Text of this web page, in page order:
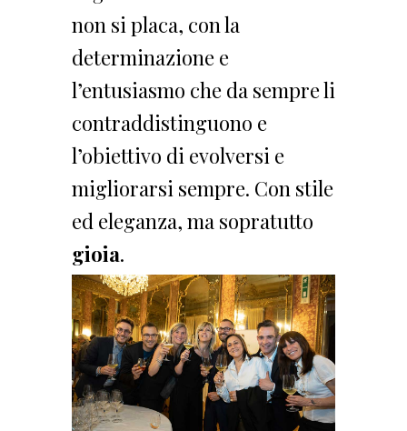
non si placa, con la
determinazione e
l’entusiasmo che da sempre li
contraddistinguono e
l’obiettivo di evolversi e
migliorarsi sempre. Con stile
ed eleganza, ma sopratutto
gioia.